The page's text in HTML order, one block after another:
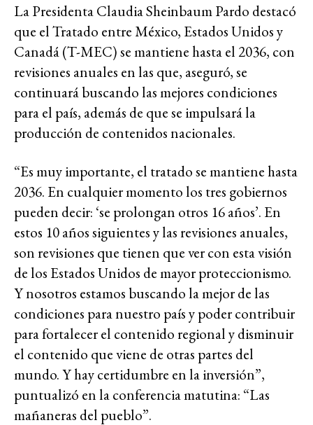
La Presidenta Claudia Sheinbaum Pardo destacó
que el Tratado entre México, Estados Unidos y
Canadá (T-MEC) se mantiene hasta el 2036, con
revisiones anuales en las que, aseguró, se
continuará buscando las mejores condiciones
para el país, además de que se impulsará la
producción de contenidos nacionales.
“Es muy importante, el tratado se mantiene hasta
2036. En cualquier momento los tres gobiernos
pueden decir: ‘se prolongan otros 16 años’. En
estos 10 años siguientes y las revisiones anuales,
son revisiones que tienen que ver con esta visión
de los Estados Unidos de mayor proteccionismo.
Y nosotros estamos buscando la mejor de las
condiciones para nuestro país y poder contribuir
para fortalecer el contenido regional y disminuir
el contenido que viene de otras partes del
mundo. Y hay certidumbre en la inversión”,
puntualizó en la conferencia matutina: “Las
mañaneras del pueblo”.